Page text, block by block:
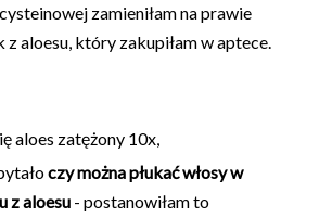
zamieniłam na prawie
aloesu, który zakupiłam w aptece.
aloes zatężony 10x,
czy można płukać włosy w
z aloesu - postanowiłam to